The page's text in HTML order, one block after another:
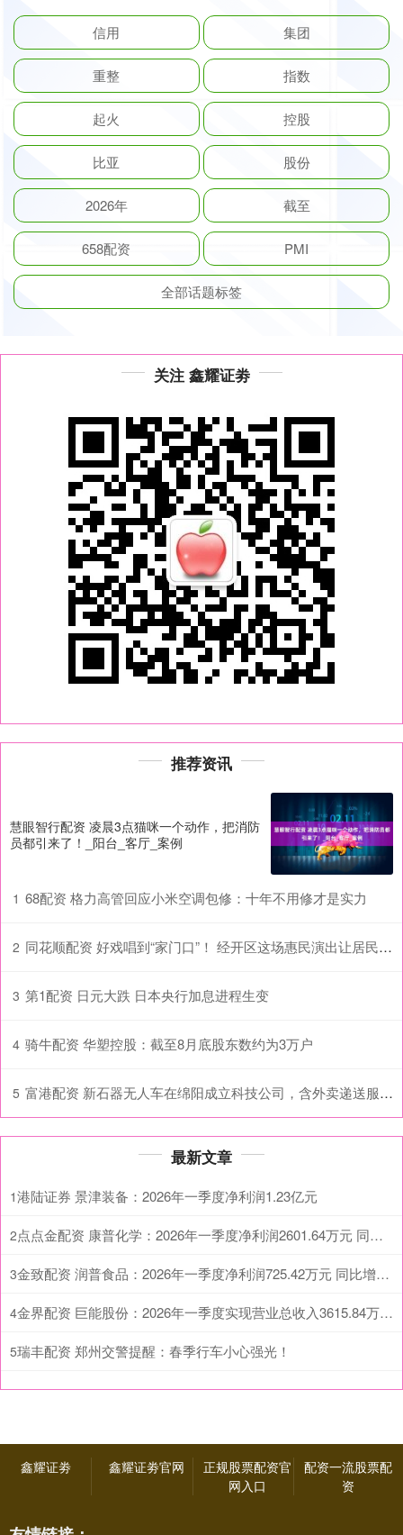
信用 集团
重整 指数
起火 控股
比亚 股份
2026年 截至
658配资 PMI
全部话题标签
关注 鑫耀证劵
推荐资讯
慧眼智行配资 凌晨3点猫咪一个动作，把消防
员都引来了！_阳台_客厅_案例
1 68配资 格力高管回应小米空调包修：十年不用修才是实力
2 同花顺配资 好戏唱到“家门口”！ 经开区这场惠民演出让居民过足“戏瘾”！
3 第1配资 日元大跌 日本央行加息进程生变
4 骑牛配资 华塑控股：截至8月底股东数约为3万户
5 富港配资 新石器无人车在绵阳成立科技公司，含外卖递送服务业务
最新文章
1港陆证券 景津装备：2026年一季度净利润1.23亿元
2 点点金配资 康普化学：2026年一季度净利润2601.64万元 同比增长164.13%
3 金致配资 润普食品：2026年一季度净利润725.42万元 同比增长269.13%
4 金界配资 巨能股份：2026年一季度实现营业总收入3615.84万元 同比增长0.28%
5瑞丰配资 郑州交警提醒：春季行车小心强光！
鑫耀证劵 鑫耀证劵官网
正规股票配资官
网入口
配资一流股票配
资